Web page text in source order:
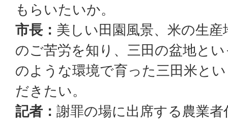
もらいたいか。
市長： 美しい田園風景、米の生
のご苦労を知り、三田の盆地と
のような環境で育った三田米と
だきたい。
記者： 謝罪の場に出席する農業